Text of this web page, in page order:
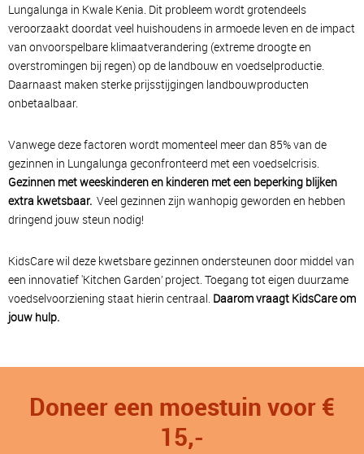
Lungalunga in Kwale Kenia. Dit probleem wordt grotendeels
veroorzaakt doordat veel huishoudens in armoede leven en de impact
van onvoorspelbare klimaatverandering (extreme droogte en
overstromingen bij regen) op de landbouw en voedselproductie.
Daarnaast maken sterke prijsstijgingen landbouwproducten
onbetaalbaar.
Vanwege deze factoren wordt momenteel meer dan 85% van de
gezinnen in Lungalunga geconfronteerd met een voedselcrisis.
Gezinnen met weeskinderen en kinderen met een beperking blijken
extra kwetsbaar. Veel gezinnen zijn wanhopig geworden en hebben
dringend jouw steun nodig!
KidsCare wil deze kwetsbare gezinnen ondersteunen door middel van
een innovatief 'Kitchen Garden’ project. Toegang tot eigen duurzame
voedselvoorziening staat hierin centraal. Daarom vraagt KidsCare om
jouw hulp.
Doneer een moestuin voor €
15,-